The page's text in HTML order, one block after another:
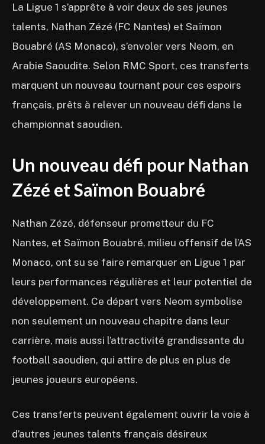
La Ligue 1 s’apprête à voir deux de ses jeunes
talents, Nathan Zézé (FC Nantes) et Saïmon
Bouabré (AS Monaco), s’envoler vers Neom, en
Arabie Saoudite. Selon RMC Sport, ces transferts
marquent un nouveau tournant pour ces espoirs
français, prêts à relever un nouveau défi dans le
championnat saoudien.
Un nouveau défi pour Nathan
Zézé et Saïmon Bouabré
Nathan Zézé, défenseur prometteur du FC
Nantes, et Saïmon Bouabré, milieu offensif de l’AS
Monaco, ont su se faire remarquer en Ligue 1 par
leurs performances régulières et leur potentiel de
développement. Ce départ vers Neom symbolise
non seulement un nouveau chapitre dans leur
carrière, mais aussi l’attractivité grandissante du
football saoudien, qui attire de plus en plus de
jeunes joueurs européens.
Ces transferts peuvent également ouvrir la voie à
d’autres jeunes talents français désireux